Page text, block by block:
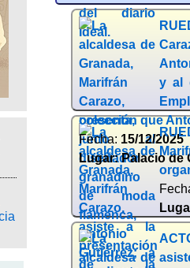
y al
colección que
Fecha: 15/12/2025
Lugar:Palacio de